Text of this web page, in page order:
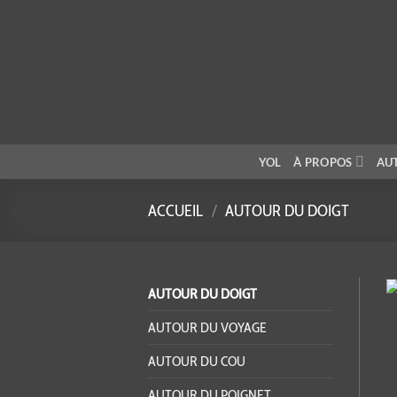
YOL À PROPOS
ACCUEIL / AUTOUR DU DOIGT
AUTOUR DU DOIGT
AUTOUR DU VOYAGE
AUTOUR DU COU